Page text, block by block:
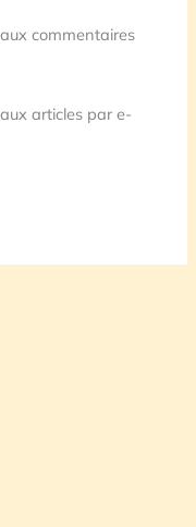
commentaires
articles par e-